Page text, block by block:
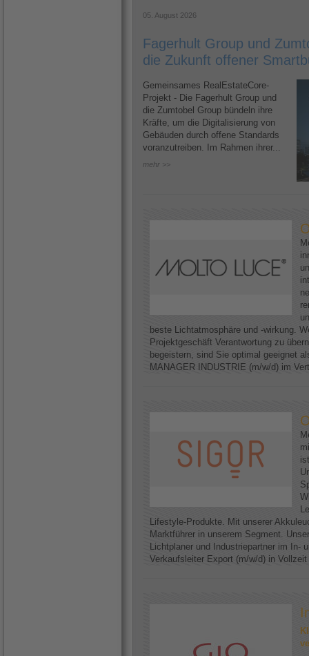
05. August 2026
Fagerhult Group und
die Zukunft offener
Gemeinsames RealEstateCore-
Projekt - Die Fagerhult Group und
die Zumtobel Group bündeln ihre
Kräfte, um die Digitalisierung von
Gebäuden durch offene Standards
voranzutreiben. Im Rahmen ihrer...
mehr >>
beste Lichtatmosphäre und -wirkung.
Projektgeschäft Verantwortung zu
begeistern, sind Sie optimal geeignet
MANAGER INDUSTRIE (m/w/d) im
Lifestyle-Produkte. Mit unserer
Marktführer in unserem Segment.
Lichtplaner und Industriepartner im In-
Verkaufsleiter Export (m/w/d) in